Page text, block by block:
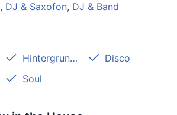
, DJ & Saxofon, DJ & Band
Hintergrundmusik
Disco
Soul